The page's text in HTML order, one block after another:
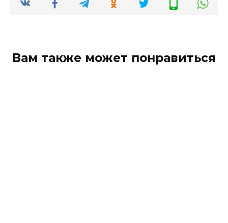
Вам также может понравиться